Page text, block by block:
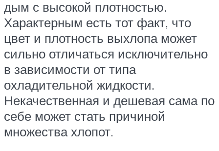
дым с высокой плотностью.
Характерным есть тот факт, что
цвет и плотность выхлопа может
сильно отличаться исключительно
в зависимости от типа
охладительной жидкости.
Некачественная и дешевая сама по
себе может стать причиной
множества хлопот.